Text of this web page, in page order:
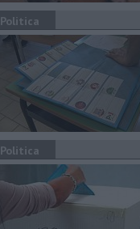
Politica
Politica